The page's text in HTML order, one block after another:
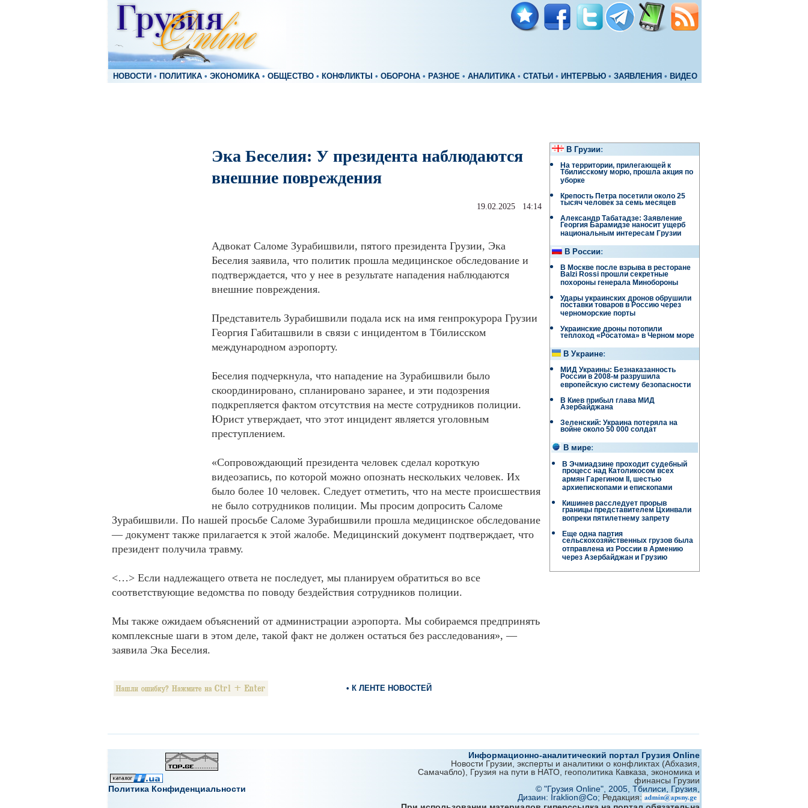
НОВОСТИ • ПОЛИТИКА • ЭКОНОМИКА • ОБЩЕСТВО • КОНФЛИКТЫ • ОБОРОНА • РАЗНОЕ • АНАЛИТИКА • СТАТЬИ • ИНТЕРВЬЮ • ЗАЯВЛЕНИЯ • ВИДЕО
Эка Беселия: У президента наблюдаются
внешние повреждения
19.02.2025 14:14
Адвокат Саломе Зурабишвили, пятого президента Грузии, Эка
Беселия заявила, что политик прошла медицинское обследование и
подтверждается, что у нее в результате нападения наблюдаются
внешние повреждения.
Представитель Зурабишвили подала иск на имя генпрокурора Грузии
Георгия Габиташвили в связи с инцидентом в Тбилисском
международном аэропорту.
Беселия подчеркнула, что нападение на Зурабишвили было
скоординировано, спланировано заранее, и эти подозрения
подкрепляется фактом отсутствия на месте сотрудников полиции.
Юрист утверждает, что этот инцидент является уголовным
преступлением.
«Сопровождающий президента человек сделал короткую
видеозапись, по которой можно опознать нескольких человек. Их
было более 10 человек. Следует отметить, что на месте происшествия
не было сотрудников полиции. Мы просим допросить Саломе
Зурабишвили. По нашей просьбе Саломе Зурабишвили прошла медицинское обследование
— документ также прилагается к этой жалобе. Медицинский документ подтверждает, что
президент получила травму.
<…> Если надлежащего ответа не последует, мы планируем обратиться во все
соответствующие ведомства по поводу бездействия сотрудников полиции.
Мы также ожидаем объяснений от администрации аэропорта. Мы собираемся предпринять
комплексные шаги в этом деле, такой факт не должен остаться без расследования», —
заявила Эка Беселия.
• К ЛЕНТЕ НОВОСТЕЙ
В Грузии:
На территории, прилегающей к
Тбилисскому морю, прошла акция по
уборке
Крепость Петра посетили около 25
тысяч человек за семь месяцев
Александр Табатадзе: Заявление
Георгия Барамидзе наносит ущерб
национальным интересам Грузии
В России:
В Москве после взрыва в ресторане
Balzi Rossi прошли секретные
похороны генерала Минобороны
Удары украинских дронов обрушили
поставки товаров в Россию через
черноморские порты
Украинские дроны потопили
теплоход «Росатома» в Черном море
В Украине:
МИД Украины: Безнаказанность
России в 2008-м разрушила
европейскую систему безопасности
В Киев прибыл глава МИД
Азербайджана
Зеленский: Украина потеряла на
войне около 50 000 солдат
В мире:
В Эчмиадзине проходит судебный
процесс над Католикосом всех
армян Гарегином II, шестью
архиепископами и епископами
Кишинев расследует прорыв
границы представителем Цхинвали
вопреки пятилетнему запрету
Еще одна партия
сельскохозяйственных грузов была
отправлена ​​из России в Армению
через Азербайджан и Грузию
Политика Конфиденциальности
Информационно-аналитический портал Грузия Online
Новости Грузии, эксперты и аналитики о конфликтах (Абхазия,
Самачабло), Грузия на пути в НАТО, геополитика Кавказа, экономика и
финансы Грузии
© "Грузия Online", 2005, Тбилиси, Грузия,
Дизаин: Iraklion@Co; Редакция: